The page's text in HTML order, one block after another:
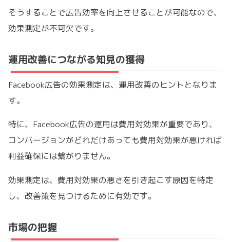
そうすることで広告効率を向上させることが可能なので、
効果測定が不可欠です。
運用改善につながる知見の獲得
Facebook広告の効果測定は、運用改善のヒントとなりま
す。
特に、Facebook広告の運用は費用対効果が重要であり、
コンバージョンがどれだけあっても費用対効果が悪ければ
利益確保には繋がりません。
効果測定は、費用対効果の悪さを引き起こす原因を特定
し、改善策を見つけるために有効です。
市場の把握